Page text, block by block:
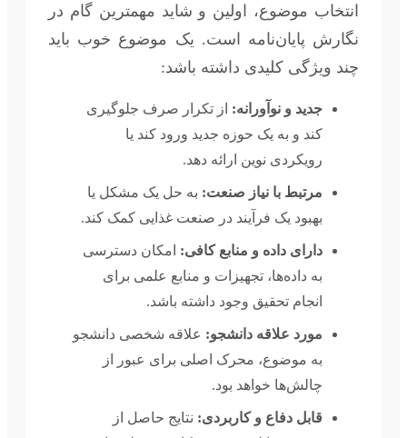
انتخاب موضوع، اولین و شاید مهمترین گام در
نگارش پایان‌نامه است. یک موضوع خوب باید
چند ویژگی کلیدی داشته باشد:
جدید و نوآورانه: از تکرار صرف جلوگیری
کند و به یک حوزه جدید ورود کند یا
رویکردی نوین ارائه دهد.
مرتبط با نیاز صنعت: به حل یک مشکل یا
بهبود یک فرآیند در صنعت غذایی کمک کند.
دارای داده و منابع کافی: امکان دسترسی
به داده‌ها، تجهیزات و منابع علمی برای
انجام تحقیق وجود داشته باشد.
مورد علاقه دانشجو: علاقه شخصی دانشجو
به موضوع، محرک اصلی برای عبور از
چالش‌ها خواهد بود.
قابل دفاع و کاربردی: نتایج حاصل از